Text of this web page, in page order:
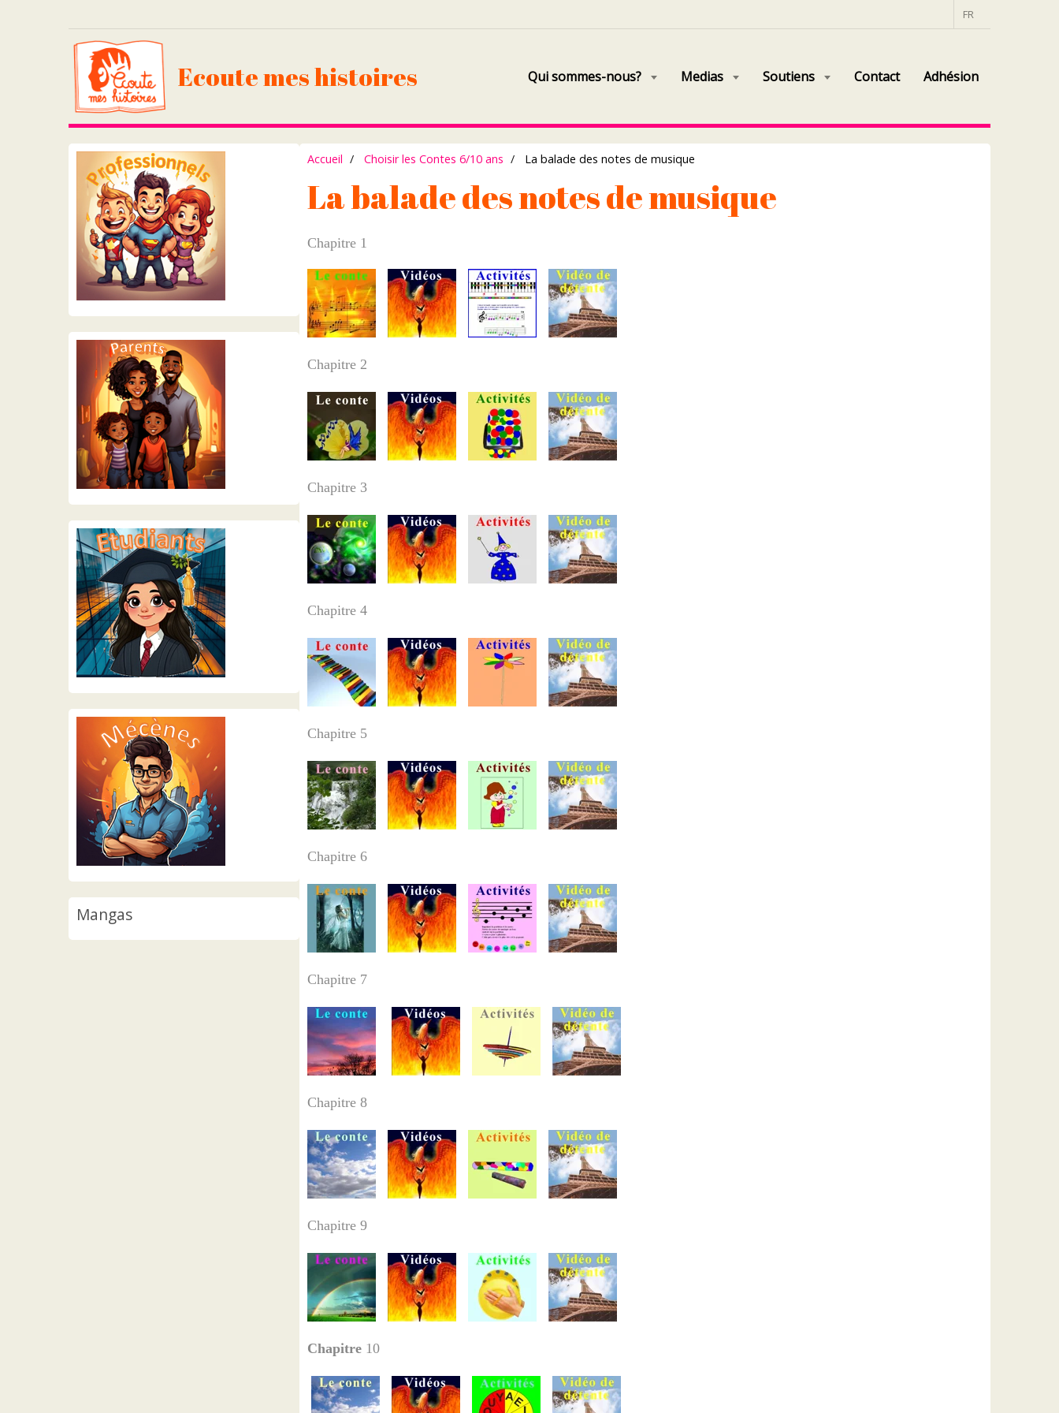
Ecoute mes histoires Qui sommes-nous? Medias Soutiens Contact Adhésion
FR
Accueil Choisir les Contes 6/10 ans La balade des notes de musique
La balade des notes de musique
Chapitre 1
Chapitre 2
Chapitre 3
Chapitre 4
Chapitre 5
Chapitre 6
Chapitre 7
Chapitre 8
Chapitre 9
Chapitre 10
Mangas